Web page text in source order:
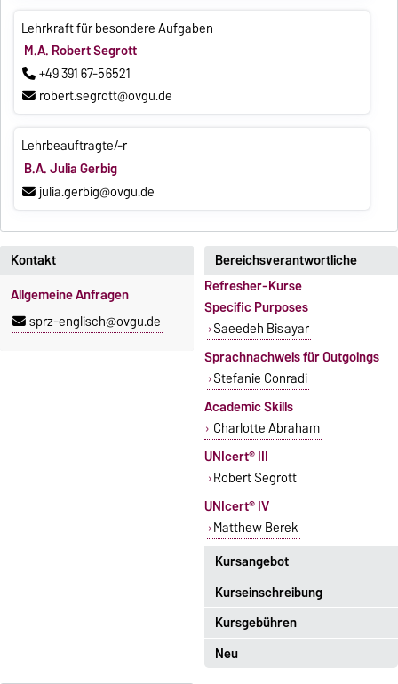
Lehrkraft für besondere Aufgaben
M.A. Robert Segrott
+49 391 67-56521
robert.segrott@ovgu.de
Lehrbeauftragte/-r
B.A. Julia Gerbig
julia.gerbig@ovgu.de
Kontakt
Allgemeine Anfragen
sprz-englisch@ovgu.de
Kurseinschreibung
Einschreibezeitraum:
5. Oktober 2026, 9.00 Uhr bis
23. Oktober 2026, 18 Uhr
Kursangebot
Das aktuelle Kursangebot für
Englisch finden Sie
Bereichsverantwortliche
Refresher-Kurse
Specific Purposes
Saeedeh Bisayar
Sprachnachweis für Outgoings
Stefanie Conradi
Academic Skills
Charlotte Abraham
UNIcert® III
Robert Segrott
UNIcert® IV
Matthew Berek
Kursgebühren
Sprachkurse sind i. d. R.
Neu